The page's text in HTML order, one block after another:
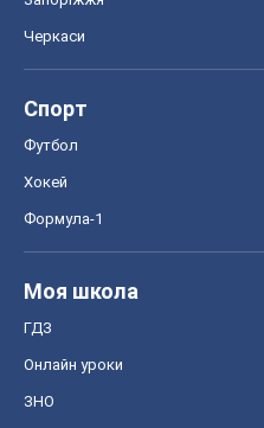
Черкаси
Спорт
Футбол
Хокей
Формула-1
Моя школа
ГДЗ
Онлайн уроки
ЗНО